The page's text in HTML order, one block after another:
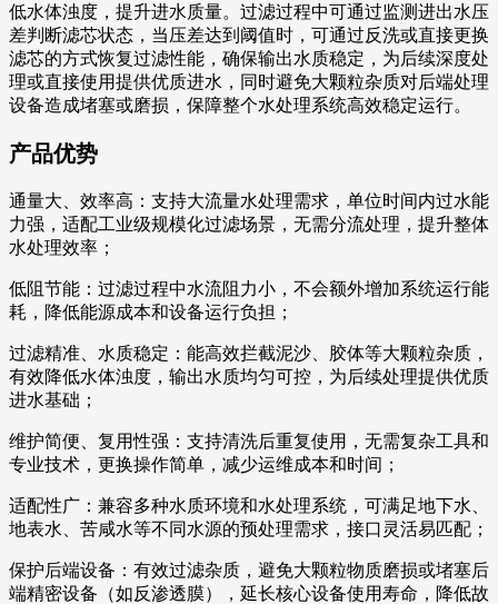
低水体浊度，提升进水质量。过滤过程中可通过监测进出水压
差判断滤芯状态，当压差达到阈值时，可通过反洗或直接更换
滤芯的方式恢复过滤性能，确保输出水质稳定，为后续深度处
理或直接使用提供优质进水，同时避免大颗粒杂质对后端处理
设备造成堵塞或磨损，保障整个水处理系统高效稳定运行。
产品优势
通量大、效率高：支持大流量水处理需求，单位时间内过水能
力强，适配工业级规模化过滤场景，无需分流处理，提升整体
水处理效率；
低阻节能：过滤过程中水流阻力小，不会额外增加系统运行能
耗，降低能源成本和设备运行负担；
过滤精准、水质稳定：能高效拦截泥沙、胶体等大颗粒杂质，
有效降低水体浊度，输出水质均匀可控，为后续处理提供优质
进水基础；
维护简便、复用性强：支持清洗后重复使用，无需复杂工具和
专业技术，更换操作简单，减少运维成本和时间；
适配性广：兼容多种水质环境和水处理系统，可满足地下水、
地表水、苦咸水等不同水源的预处理需求，接口灵活易匹配；
保护后端设备：有效过滤杂质，避免大颗粒物质磨损或堵塞后
端精密设备（如反渗透膜），延长核心设备使用寿命，降低故